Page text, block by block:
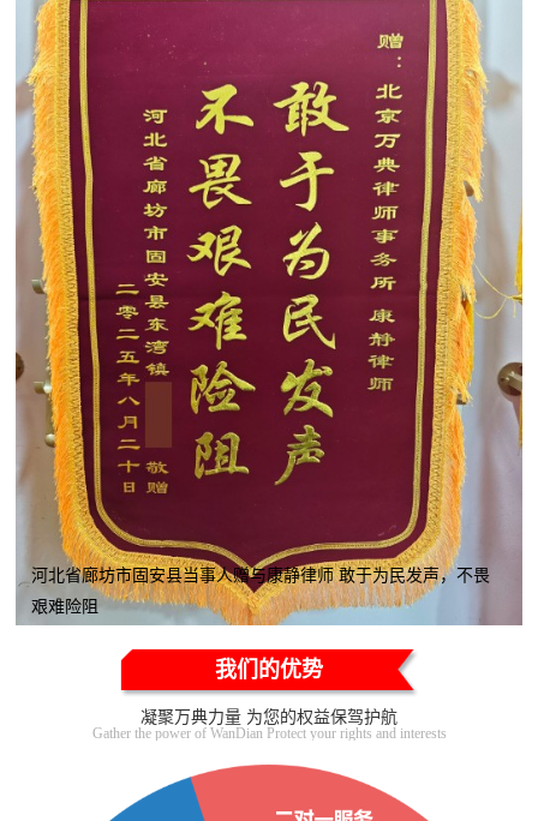
河北省廊坊市固安县当事人赠与康静律师 敢于为民发声，不畏
艰难险阻
我们的优势
凝聚万典力量 为您的权益保驾护航
Gather the power of WanDian Protect your rights and interests